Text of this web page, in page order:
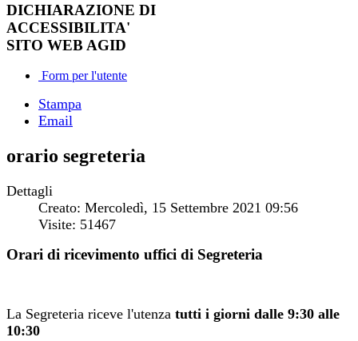
DICHIARAZIONE DI
ACCESSIBILITA'
SITO WEB AGID
Form per l'utente
Stampa
Email
orario segreteria
Dettagli
Creato: Mercoledì, 15 Settembre 2021 09:56
Visite: 51467
Orari di ricevimento uffici di Segreteria
La Segreteria riceve l'utenza tutti i giorni dalle 9:30 alle
10:30